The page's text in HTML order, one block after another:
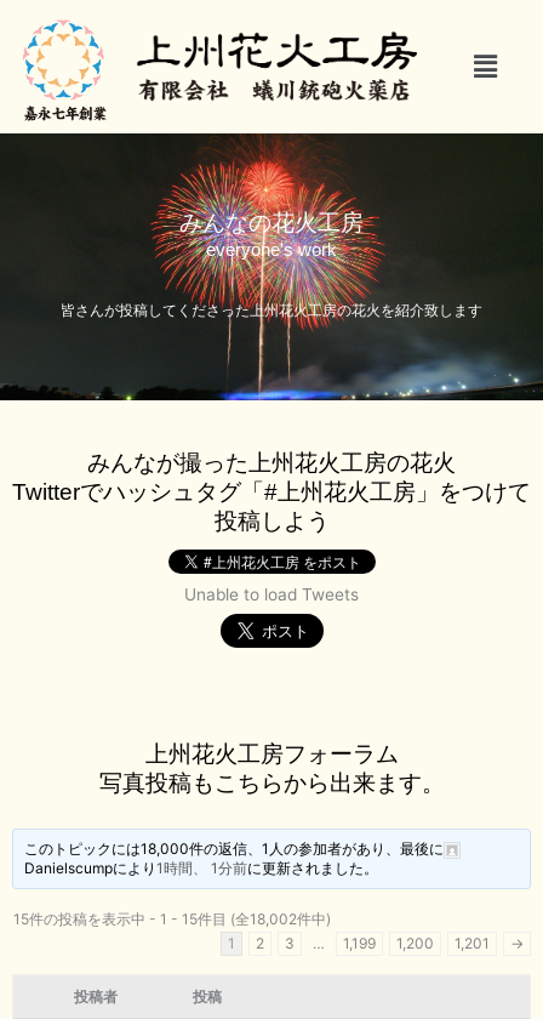
メ
ニ
ー
みんなの花火工房
everyone's work
皆さんが投稿してくださった上州花火工房の花火を紹介致します
みんなが撮った上州花火工房の花火
Twitterでハッシュタグ「#上州花火工房」をつけて
投稿しよう
Unable to load Tweets
上州花火工房フォーラム
写真投稿もこちらから出来ます。
このトピックには18,000件の返信、1人の参加者があり、最後に
Danielscumpにより1時間、 1分前に更新されました。
15件の投稿を表示中 - 1 - 15件目 (全18,002件中)
1
2 3 … 1,199 1,200 1,201 →
投稿者 投稿